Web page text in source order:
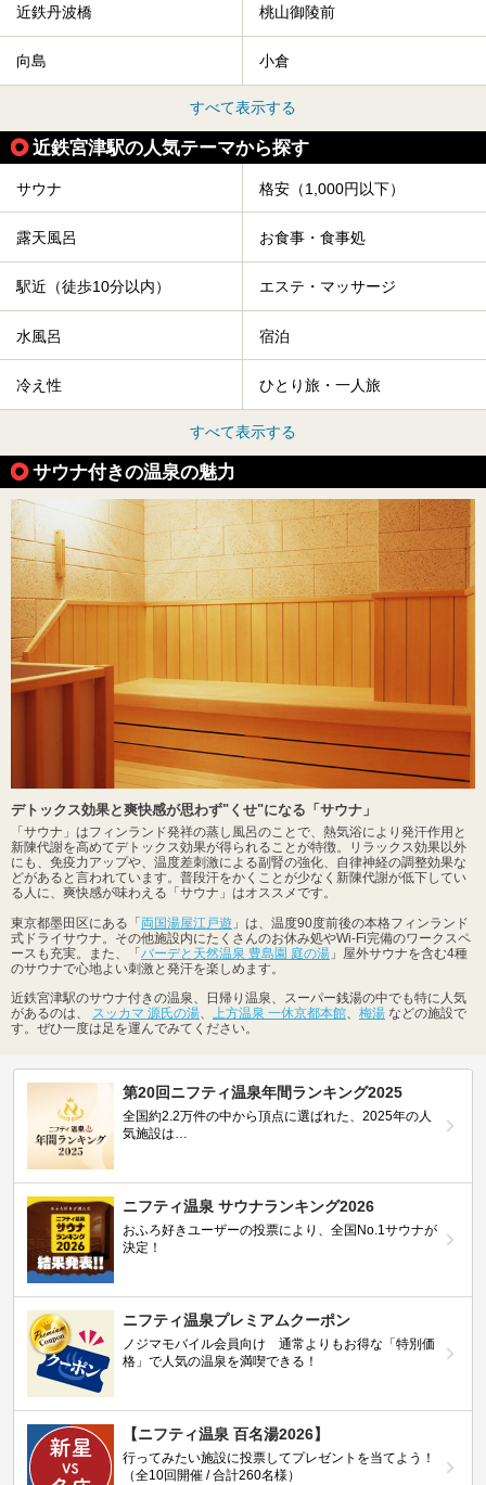
近鉄丹波橋 桃山御陵前
向島 小倉
すべて表示する
近鉄宮津駅の人気テーマから探す
サウナ 格安（1,000円以下）
露天風呂 お食事・食事処
駅近（徒歩10分以内） エステ・マッサージ
水風呂 宿泊
冷え性 ひとり旅・一人旅
すべて表示する
サウナ付きの温泉の魅力
デトックス効果と爽快感が思わず"くせ"になる「サウナ」
「サウナ」はフィンランド発祥の蒸し風呂のことで、熱気浴により発汗作用と
新陳代謝を高めてデトックス効果が得られることが特徴。リラックス効果以外
にも、免疫力アップや、温度差刺激による副腎の強化、自律神経の調整効果な
どがあると言われています。普段汗をかくことが少なく新陳代謝が低下してい
る人に、爽快感が味わえる「サウナ」はオススメです。
東京都墨田区にある「 両国湯屋江戸遊 」は、温度90度前後の本格フィンランド
式ドライサウナ。その他施設内にたくさんのお休み処やWi-Fi完備のワークスペ
ースも充実。また、「 バーデと天然温泉 豊島園 庭の湯 」屋外サウナを含む4種
のサウナで心地よい刺激と発汗を楽しめます。
近鉄宮津駅のサウナ付きの温泉、日帰り温泉、スーパー銭湯の中でも特に人気
があるのは、 スッカマ 源氏の湯、 上方温泉 一休京都本館、 梅湯 などの施設で
す。ぜひ一度は足を運んでみてください。
第20回ニフティ温泉年間ランキング2025
全国約2.2万件の中から頂点に選ばれた、2025年の人
気施設は…
ニフティ温泉 サウナランキング2026
おふろ好きユーザーの投票により、全国No.1サウナが
決定！
ニフティ温泉プレミアムクーポン
ノジマモバイル会員向け 通常よりもお得な「特別価
格」で人気の温泉を満喫できる！
【ニフティ温泉 百名湯2026】
行ってみたい施設に投票してプレゼントを当てよう！
（全10回開催 / 合計260名様）